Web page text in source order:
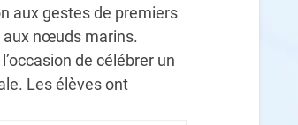
aux gestes de premiers
aux nœuds marins.
de célébrer un
Les élèves ont